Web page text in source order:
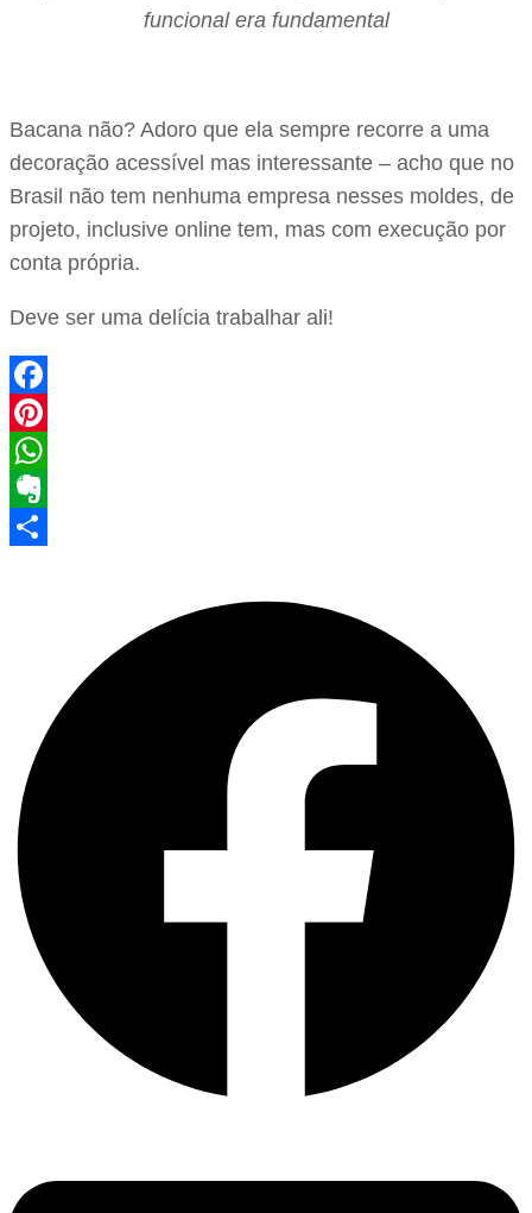
funcional era fundamental
Bacana não? Adoro que ela sempre recorre a uma
decoração acessível mas interessante – acho que no
Brasil não tem nenhuma empresa nesses moldes, de
projeto, inclusive online tem, mas com execução por
conta própria.
Deve ser uma delícia trabalhar ali!
Facebook
Pinterest
WhatsApp
Evernote